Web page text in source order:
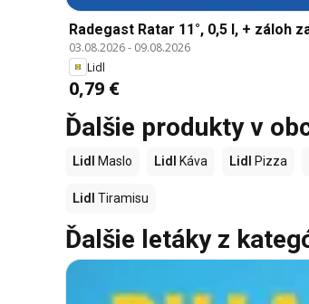
Radegast Ratar 11°, 0,5 l, + záloh
03.08.2026- 09.08.2026
Lidl
0,79 €
Ďalšie produkty v
Lidl Maslo Lidl Káva Lidl Pizza
Lidl Tiramisu
Ďalšie letáky z